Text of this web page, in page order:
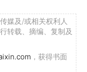
媒及/或相关权利人
转载、摘编、复制及
，获得书面